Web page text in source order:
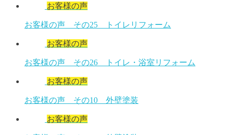
お客様の声
お客様の声 その25 トイレリフォーム
お客様の声
お客様の声 その26 トイレ・浴室リフォーム
お客様の声
お客様の声 その10 外壁塗装
お客様の声